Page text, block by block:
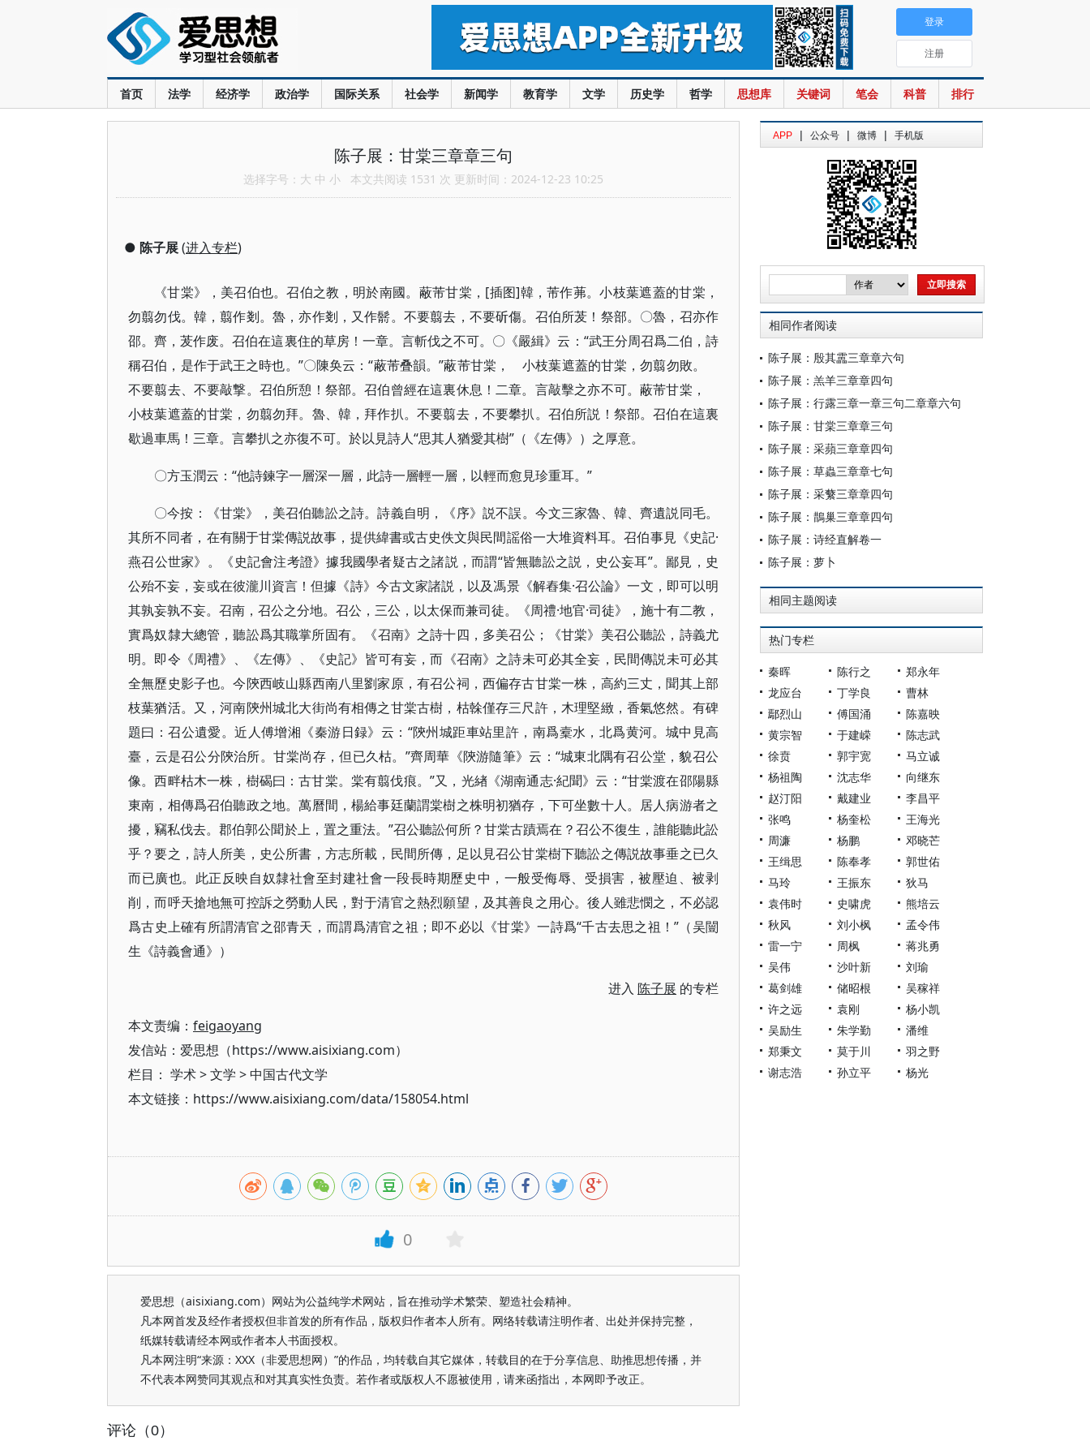
首页 法学 经济学 政治学 国际关系 社会学 新闻学 教育学 文学 历史学 哲学 思想库 关键词 笔会 科普 排行
登录
注册
陈子展：甘棠三章章三句
选择字号： 大 中 小 本文共阅读 1531 次 更新时间：2024-12-23 10:25
● 陈子展(进入专栏)
《甘棠》​，美召伯也。召伯之教，明於南國。蔽芾甘棠，[插图]韓，芾作茀。小枝葉遮蓋的甘棠，
勿翦勿伐。韓，翦作剗。魯，亦作剗，又作鬋。不要翦去，不要斫傷。召伯所茇！祭部。〇魯，召亦作
邵。齊，茇作废。召伯在這裏住的草房！一章。言斬伐之不可。〇《嚴緝》云：​“武王分周召爲二伯，詩
稱召伯，是作于武王之時也。​”〇陳奂云：​“蔽芾叠韻。​”蔽芾甘棠， 小枝葉遮蓋的甘棠，勿翦勿敗。
不要翦去、不要敲撃。召伯所憩！祭部。召伯曾經在這裏休息！二章。言敲擊之亦不可。蔽芾甘棠，
小枝葉遮蓋的甘棠，勿翦勿拜。魯、韓，拜作扒。不要翦去，不要攀扒。召伯所説！祭部。召伯在這裏
歇過車馬！三章。言攀扒之亦復不可。於以見詩人“思其人猶愛其樹”​（​《左傳》​）之厚意。
〇方玉潤云：​“他詩鍊字一層深一層，此詩一層輕一層，以輕而愈見珍重耳。​”
〇今按：​《甘棠》​，美召伯聽訟之詩。詩義自明，​《序》説不誤。今文三家魯、韓、齊遺説同毛。
其所不同者，在有關于甘棠傳説故事，提供緯書或古史佚文與民間謡俗一大堆資料耳。召伯事見《史記·
燕召公世家》​。​《史記會注考證》據我國學者疑古之諸説，而謂“皆無聽訟之説，史公妄耳”​。鄙見，史
公殆不妄，妄或在彼瀧川資言！但據《詩》今古文家諸説，以及馮景《解舂集·召公論》一文，即可以明
其孰妄孰不妄。召南，召公之分地。召公，三公，以太保而兼司徒。​《周禮·地官·司徒》​，施十有二教，
實爲奴隸大總管，聽訟爲其職掌所固有。​《召南》之詩十四，多美召公；​《甘棠》美召公聽訟，詩義尤
明。即令《周禮》​、​《左傳》​、​《史記》皆可有妄，而《召南》之詩未可必其全妄，民間傳説未可必其
全無歷史影子也。今陝西岐山縣西南八里劉家原，有召公祠，西偏存古甘棠一株，高約三丈，聞其上部
枝葉猶活。又，河南陝州城北大街尚有相傳之甘棠古樹，枯榦僅存三尺許，木理堅緻，香氣悠然。有碑
題曰：召公遺愛。近人傅增湘《秦游日録》云：​“陝州城距車站里許，南爲槖水，北爲黄河。城中見高
臺，云是召公分陝治所。甘棠尚存，但已久枯。​”齊周華《陝游隨筆》云：​“城東北隅有召公堂，貌召公
像。西畔枯木一株，樹碣曰：古甘棠。棠有翦伐痕。​”又，光緖《湖南通志·紀聞》云：​“甘棠渡在邵陽縣
東南，相傳爲召伯聽政之地。萬曆間，楊給事廷蘭謂棠樹之株明初猶存，下可坐數十人。居人病游者之
擾，竊私伐去。郡伯郭公聞於上，置之重法。​”召公聽訟何所？甘棠古蹟焉在？召公不復生，誰能聽此訟
乎？要之，詩人所美，史公所書，方志所載，民間所傳，足以見召公甘棠樹下聽訟之傳説故事垂之已久
而已廣也。此正反映自奴隸社會至封建社會一段長時期歷史中，一般受侮辱、受損害，被壓迫、被剥
削，而呼天搶地無可控訴之勞動人民，對于清官之熱烈願望，及其善良之用心。後人雖悲憫之，不必認
爲古史上確有所謂清官之邵青天，而謂爲清官之祖；即不必以《甘棠》一詩爲“千古去思之祖！”​（吴闓
生《詩義會通》​）
进入 陈子展 的专栏
本文责编： feigaoyang
发信站：爱思想（https://www.aisixiang.com）
栏目： 学术>文学 >中国古代文学
本文链接：https://www.aisixiang.com/data/158054.html
0
爱思想（aisixiang.com）网站为公益纯学术网站，旨在推动学术繁荣、塑造社会精神。
凡本网首发及经作者授权但非首发的所有作品，版权归作者本人所有。网络转载请注明作者、出处并保持完整，
纸媒转载请经本网或作者本人书面授权。
凡本网注明“来源：XXX（非爱思想网）”的作品，均转载自其它媒体，转载目的在于分享信息、助推思想传播，并
不代表本网赞同其观点和对其真实性负责。若作者或版权人不愿被使用，请来函指出，本网即予改正。
评论（0）
APP | 公众号 | 微博 | 手机版
相同作者阅读
陈子展：殷其靁三章章六句
陈子展：羔羊三章章四句
陈子展：行露三章一章三句二章章六句
陈子展：甘棠三章章三句
陈子展：采蘋三章章四句
陈子展：草蟲三章章七句
陈子展：采蘩三章章四句
陈子展：鵲巢三章章四句
陈子展：诗经直解卷一
陈子展：萝卜
相同主题阅读
热门专栏
秦晖 陈行之
郑永年
龙应台
丁学良
曹林
鄢烈山
傅国涌
陈嘉映
黄宗智
于建嵘
陈志武
徐贲
郭宇宽
马立诚
杨祖陶
沈志华
向继东
赵汀阳
戴建业
李昌平
张鸣
杨奎松
王海光
周濂
杨鹏
邓晓芒
王缉思
陈奉孝
郭世佑
马玲
王振东
狄马
袁伟时
史啸虎
熊培云
秋风
刘小枫
孟令伟
雷一宁
周枫
蒋兆勇
吴伟
沙叶新
刘瑜
葛剑雄
储昭根
吴稼祥
许之远
袁刚
杨小凯
吴励生
朱学勤
潘维
郑秉文
莫于川
羽之野
谢志浩
孙立平 杨光